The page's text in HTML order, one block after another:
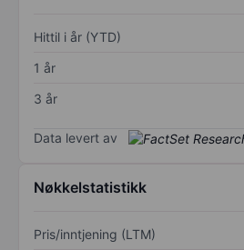
Hittil i år (YTD)
1 år
3 år
Data levert av
Nøkkelstatistikk
Pris/inntjening (LTM)